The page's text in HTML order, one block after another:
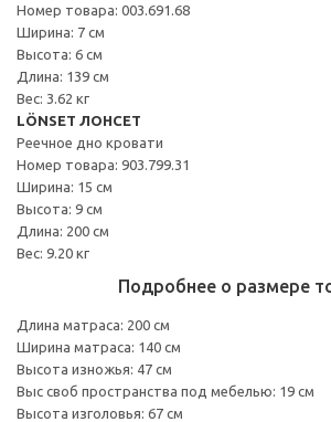
Номер товара: 003.691.68
Ширина: 7 см
Высота: 6 см
Длина: 139 см
Вес: 3.62 кг
LÖNSET ЛОНСЕТ
Реечное дно кровати
Номер товара: 903.799.31
Ширина: 15 см
Высота: 9 см
Длина: 200 см
Вес: 9.20 кг
Подробнее о размере
Длина матраса: 200 см
Ширина матраса: 140 см
Высота изножья: 47 см
Выс своб пространства под мебелью: 19 см
Высота изголовья: 67 см